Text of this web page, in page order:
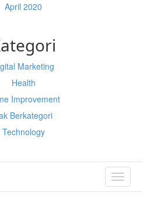
April 2020
Marketing
Health
Improvement
Berkategori
Technology
TOGGLE